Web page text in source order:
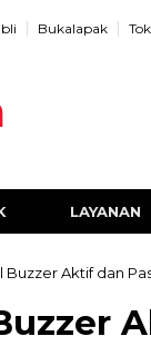
Bukalapak
LAYANAN
Aktif dan